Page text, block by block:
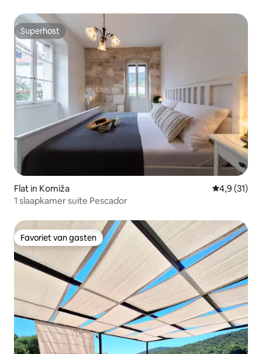
Superhost
Superhost
Flat in Komiža
4,9 (31)
1 slaapkamer suite Pescador
Favoriet van gasten
Favoriet van gasten